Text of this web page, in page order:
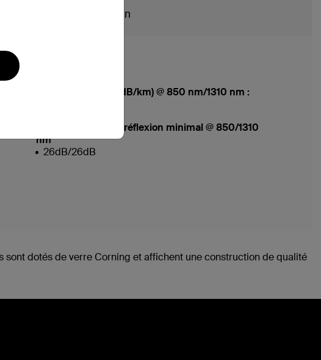
Soutien
Atténuation max. (dB/km) @ 850 nm/1310 nm :
Affaiblissement de réflexion minimal @ 850/1310
nm
26dB/26dB
dotés de verre Corning et affichent une construction de qualité